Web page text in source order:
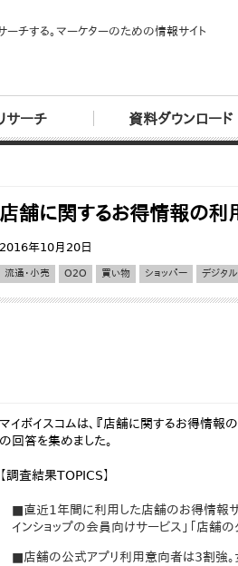
ーチする。マーケターのための情報サイト
サーチ 資料ダウンロード
店舗に関するお得情報の
2016年10月20日
流通・小売 O2O 買い物 ショッパー デジタ
マイボイスコムは、『店舗に関するお得情
の回答を集めました。
【調査結果TOPICS】
■直近1年間に利用した店舗のお得情報サ
インショップの会員向けサービス」「店舗
■店舗の公式アプリ利用意向者は3割強